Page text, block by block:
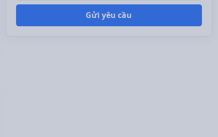
Gửi yêu cầu